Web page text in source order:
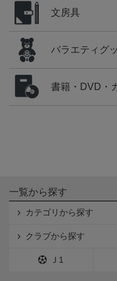
文房具
バラエティグ
書籍・DVD・
一覧から探す
カテゴリから探す
クラブから探す
Ｊ1